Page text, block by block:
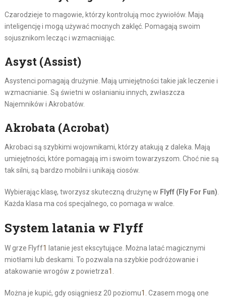
Czarodzieje to magowie, którzy kontrolują moc żywiołów. Mają
inteligencję i mogą używać mocnych zaklęć. Pomagają swoim
sojusznikom lecząc i wzmacniając.
Asyst (Assist)
Asystenci pomagają drużynie. Mają umiejętności takie jak leczenie i
wzmacnianie. Są świetni w osłanianiu innych, zwłaszcza
Najemników i Akrobatów.
Akrobata (Acrobat)
Akrobaci są szybkimi wojownikami, którzy atakują z daleka. Mają
umiejętności, które pomagają im i swoim towarzyszom. Choć nie są
tak silni, są bardzo mobilni i unikają ciosów.
Wybierając klasę, tworzysz skuteczną drużynę w Flyff (Fly For Fun).
Każda klasa ma coś specjalnego, co pomaga w walce.
System latania w Flyff
W grze Flyff1
latanie jest ekscytujące. Można latać magicznymi
miotłami lub deskami. To pozwala na szybkie podróżowanie i
atakowanie wrogów z powietrza1 .
Można je kupić, gdy osiągniesz 20 poziomu1 . Czasem mogą one